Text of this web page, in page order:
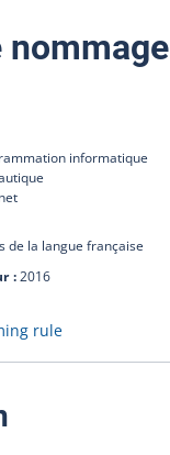
nommage
informatique
de la langue française
2016
en
rule